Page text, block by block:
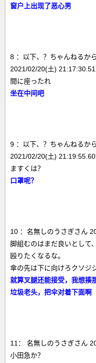
窗户上出现了恶心男
8 ：以下、？ちゃんねるか
2021/02/20(土)
間に座ったれ
坐在中间吧
9 ：以下、？ちゃんねるか
2021/02/20(土)
ますくは？
口罩呢？
10 ：名無しのうさぎさん
脚組むのはまだ良いとして
殴りたくなるな。
傘の先は下に向けろクソジ
就算叉腿还能接受，我想揍
垃圾老头，把伞对着下面啊
11： 名無しのうさぎさん
小田急か？